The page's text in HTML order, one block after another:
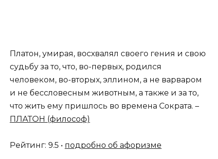
Платон, умирая, восхвалял своего гения и свою
судьбу за то, что, во-первых, родился
человеком, во-вторых, эллином, а не варваром
и не бессловесным животным, а также и за то,
что жить ему пришлось во времена Сократа. –
ПЛАТОН (философ)
Рейтинг: 9.5 • подробно об афоризме